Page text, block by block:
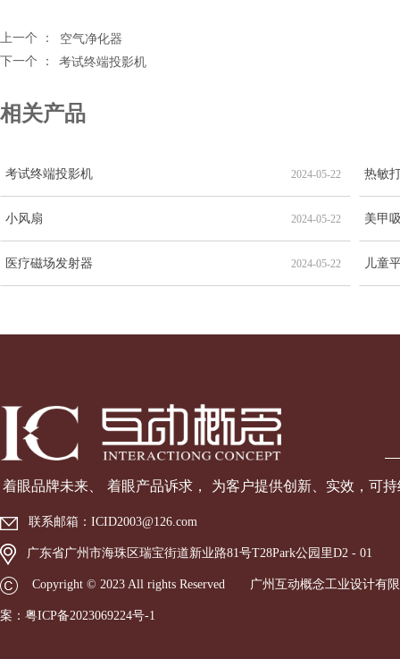
空气净化器
上一个 ：
考试终端投影机
下一个 ：
相关产品
考试终端投影机 2024-05-22 热敏
小风扇 2024-05-22 美甲
医疗磁场发射器 2024-05-22 儿童
联系邮箱： ICID2003@126.com
广东省广州市海珠区瑞宝街道新业路81号T28Park公园里D2 - 01
Copyright © 2023 All rights Reserved 广州互动概念工业设计有
案： 粤ICP备2023069224号-1
着眼品牌未来、 着眼产品诉求， 为客户提供创新、实效，可